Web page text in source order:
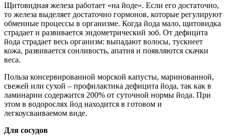
Щитовидная железа работает «на йоде». Если его достаточно,
то железа выделяет достаточно гормонов, которые регулируют
обменные процессы в организме. Когда йода мало, щитовидка
страдает и развивается эндометрический зоб. От дефицита
йода страдает весь организм: выпадают волосы, тускнеет
кожа, развивается сонливость, апатия и появляются скачки
веса.
Польза консервированной морской капусты, маринованной,
свежей или сухой – профилактика дефицита йода, так как в
ламинарии содержится 200% от суточной нормы йода. При
этом в водорослях йод находится в готовом и
легкоусваиваемом виде.
Для сосудов